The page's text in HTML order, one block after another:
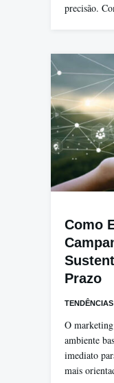
precisão.
Como
Prazo
TENDÊNCIAS
O
ambiente
imediato
mais